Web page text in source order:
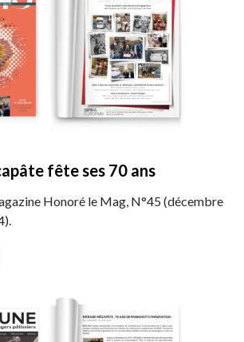
fête ses 70 ans
Honoré le Mag, N°45 (décembre